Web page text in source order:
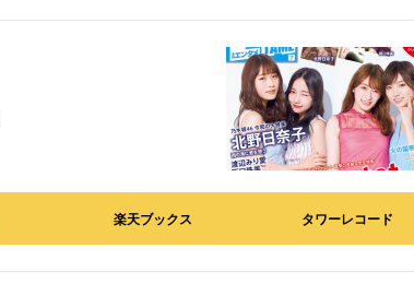
楽天ブックス タワーレコード